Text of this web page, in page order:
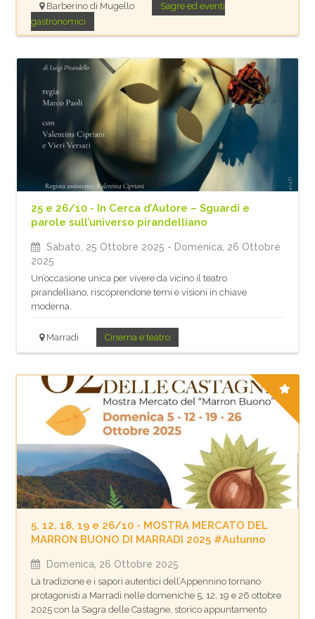
Barberino di Mugello
Sagre ed eventi
gastronomici
25 e 26/10 - In Cerca d’Autore – Sguardi e
parole sull’universo pirandelliano
Sabato, 25 Ottobre 2025 - Domenica, 26 Ottobre
2025
Un’occasione unica per vivere da vicino il teatro
pirandelliano, riscoprendone temi e visioni in chiave
moderna.
Marradi Cinema e teatro
5, 12, 18, 19 e 26/10 - MOSTRA MERCATO DEL
MARRON BUONO DI MARRADI 2025 #Autunno
Domenica, 26 Ottobre 2025
La tradizione e i sapori autentici dell’Appennino tornano
protagonisti a Marradi nelle domeniche 5, 12, 19 e 26 ottobre
2025 con la Sagra delle Castagne, storico appuntamento